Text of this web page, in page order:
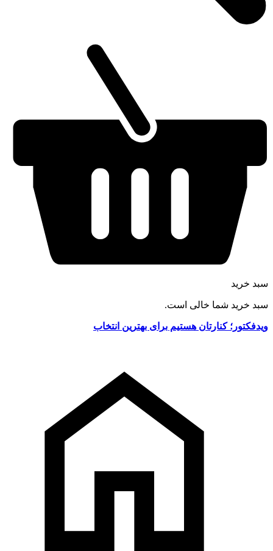
سبد خرید
سبد خرید شما خالی است.
ویدفکتور؛ کنارتان هستیم برای بهترین انتخاب